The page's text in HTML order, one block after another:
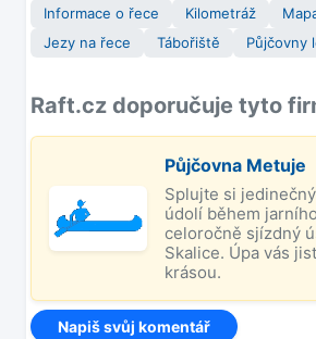
Informace o řece Kilometráž
Jezy na řece
Tábořiště Půjčovny
Raft.cz doporučuje tyto
Půjčovna Metuje
Splujte si
údolí během
celoročně sjízdný
Skalice. Úpa vás
krásou.
Napiš svůj komentář